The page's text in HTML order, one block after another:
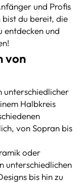
und Profis
bist du bereit, die
entdecken und
von
unterschiedlicher
Halbkreis
von Sopran bis
oder
unterschiedlichen
bis hin zu